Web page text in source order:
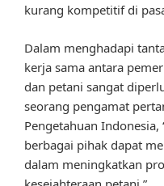
kurang kompetitif di
Dalam menghadapi
kerja sama antara
dan petani sangat
seorang pengamat
Pengetahuan Indonesia,
berbagai pihak dapat
dalam meningkatkan